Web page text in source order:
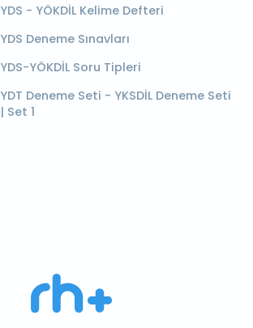
YDS - YÖKDİL Kelime Defteri
YDS Deneme Sınavları
YDS-YÖKDİL Soru Tipleri
YDT Deneme Seti - YKSDİL Deneme Seti
| Set 1